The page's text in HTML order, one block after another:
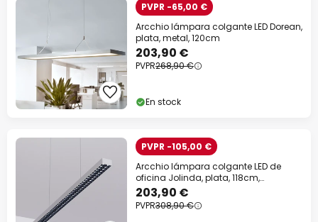
PVPR -65,00 €
Arcchio lámpara colgante LED Dorean,
plata, metal, 120cm
203,90 €
PVPR268,90 €
En stock
PVPR -105,00 €
Arcchio lámpara colgante LED de
oficina Jolinda, plata, 118cm,
arriba/abajo
203,90 €
PVPR308,90 €